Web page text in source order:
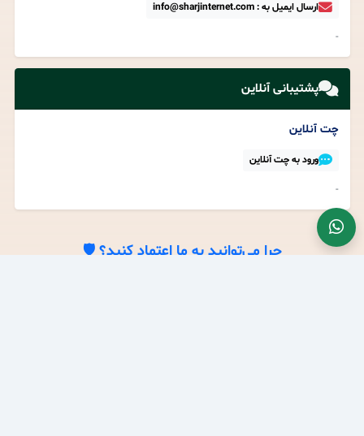
ارسال ایمیل به : info@sharjinternet.com
-
پشتیبانی آنلاین
چت آنلاین
ورود به چت آنلاین
-
چرا می‌توانید به ما اعتماد کنید؟ 🛡️